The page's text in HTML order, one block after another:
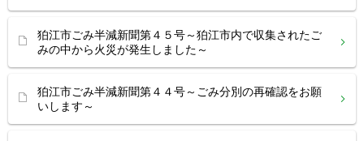
狛江市ごみ半減新聞第４５号～狛江市内で収集されたご
みの中から火災が発生しました～
狛江市ごみ半減新聞第４４号～ごみ分別の再確認をお願
いします～